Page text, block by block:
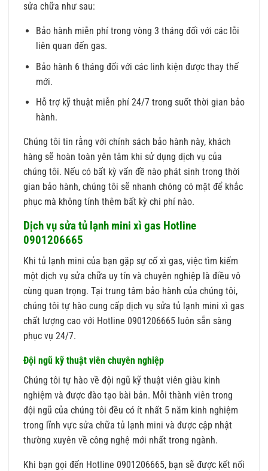
sửa chữa như sau:
Bảo hành miễn phí trong vòng 3 tháng đối với các lỗi
liên quan đến gas.
Bảo hành 6 tháng đối với các linh kiện được thay thế
mới.
Hỗ trợ kỹ thuật miễn phí 24/7 trong suốt thời gian bảo
hành.
Chúng tôi tin rằng với chính sách bảo hành này, khách
hàng sẽ hoàn toàn yên tâm khi sử dụng dịch vụ của
chúng tôi. Nếu có bất kỳ vấn đề nào phát sinh trong thời
gian bảo hành, chúng tôi sẽ nhanh chóng có mặt để khắc
phục mà không tính thêm bất kỳ chi phí nào.
Dịch vụ sửa tủ lạnh mini xì gas Hotline
0901206665
Khi tủ lạnh mini của bạn gặp sự cố xì gas, việc tìm kiếm
một dịch vụ sửa chữa uy tín và chuyên nghiệp là điều vô
cùng quan trọng. Tại trung tâm bảo hành của chúng tôi,
chúng tôi tự hào cung cấp dịch vụ sửa tủ lạnh mini xì gas
chất lượng cao với Hotline 0901206665 luôn sẵn sàng
phục vụ 24/7.
Đội ngũ kỹ thuật viên chuyên nghiệp
Chúng tôi tự hào về đội ngũ kỹ thuật viên giàu kinh
nghiệm và được đào tạo bài bản. Mỗi thành viên trong
đội ngũ của chúng tôi đều có ít nhất 5 năm kinh nghiệm
trong lĩnh vực sửa chữa tủ lạnh mini và được cập nhật
thường xuyên về công nghệ mới nhất trong ngành.
Khi bạn gọi đến Hotline 0901206665, bạn sẽ được kết nối